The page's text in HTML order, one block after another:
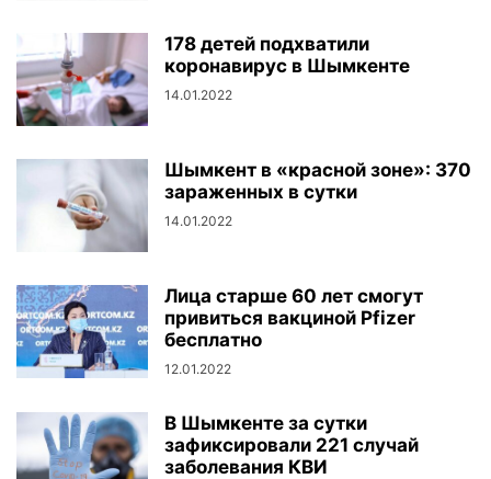
178 детей подхватили
коронавирус в Шымкенте
14.01.2022
Шымкент в «красной зоне»: 370
зараженных в сутки
14.01.2022
Лица старше 60 лет смогут
привиться вакциной Pfizer
бесплатно
12.01.2022
В Шымкенте за сутки
зафиксировали 221 случай
заболевания КВИ